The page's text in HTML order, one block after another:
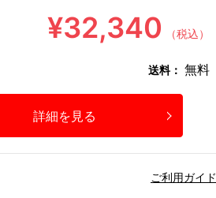
¥32,340 （税込）
送料： 無料
詳細を見る
ご利用ガイド